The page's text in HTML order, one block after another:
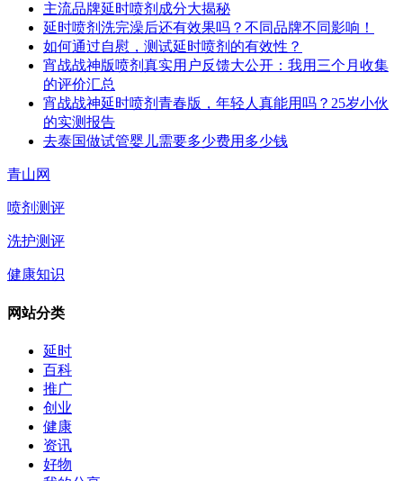
主流品牌延时喷剂成分大揭秘
延时喷剂洗完澡后还有效果吗？不同品牌不同影响！
如何通过自慰，测试延时喷剂的有效性？
宵战战神版喷剂真实用户反馈大公开：我用三个月收集
的评价汇总
宵战战神延时喷剂青春版，年轻人真能用吗？25岁小伙
的实测报告
去泰国做试管婴儿需要多少费用多少钱
青山网
喷剂测评
洗护测评
健康知识
网站分类
延时
百科
推广
创业
健康
资讯
好物